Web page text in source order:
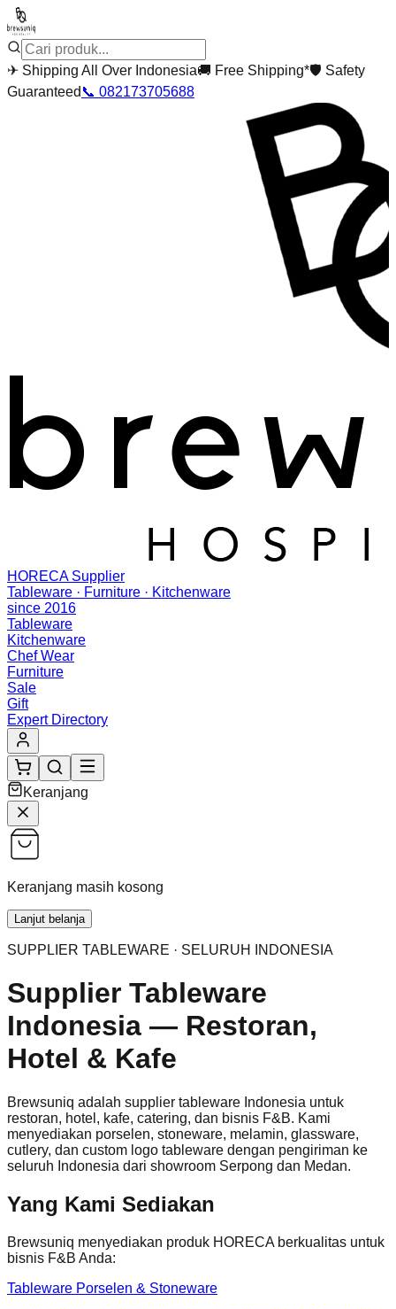
✈ Shipping All Over Indonesia🚚 Free Shipping*🛡 Safety
Guaranteed 📞 082173705688
HORECA Supplier
Tableware · Furniture · Kitchenware
since 2016
Tableware
Kitchenware
Chef Wear
Furniture
Sale
Gift
Expert Directory
Keranjang
Keranjang masih kosong
Lanjut belanja
SUPPLIER TABLEWARE · SELURUH INDONESIA
Supplier Tableware
Indonesia — Restoran,
Hotel & Kafe
Brewsuniq adalah supplier tableware Indonesia untuk
restoran, hotel, kafe, catering, dan bisnis F&B. Kami
menyediakan porselen, stoneware, melamin, glassware,
cutlery, dan custom logo tableware dengan pengiriman ke
seluruh Indonesia dari showroom Serpong dan Medan.
Yang Kami Sediakan
Brewsuniq menyediakan produk HORECA berkualitas untuk
bisnis F&B Anda:
Tableware Porselen & Stoneware